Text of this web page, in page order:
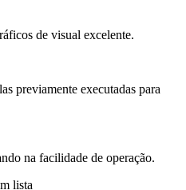
de visual excelente.
previamente executadas para
na facilidade de operação.
lista